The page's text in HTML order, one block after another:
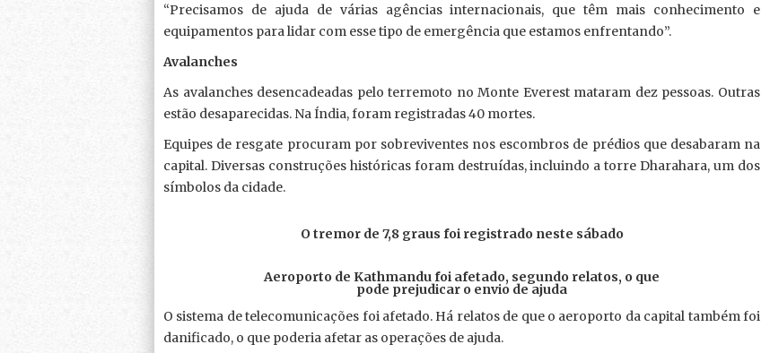
“Precisamos de ajuda de várias agências internacionais, que têm mais conhecimento e
equipamentos para lidar com esse tipo de emergência que estamos enfrentando”.
Avalanches
As avalanches desencadeadas pelo terremoto no Monte Everest mataram dez pessoas. Outras
estão desaparecidas. Na Índia, foram registradas 40 mortes.
Equipes de resgate procuram por sobreviventes nos escombros de prédios que desabaram na
capital. Diversas construções históricas foram destruídas, incluindo a torre Dharahara, um dos
símbolos da cidade.
O tremor de 7,8 graus foi registrado neste sábado
Aeroporto de Kathmandu foi afetado, segundo relatos, o que
pode prejudicar o envio de ajuda
O sistema de telecomunicações foi afetado. Há relatos de que o aeroporto da capital também foi
danificado, o que poderia afetar as operações de ajuda.